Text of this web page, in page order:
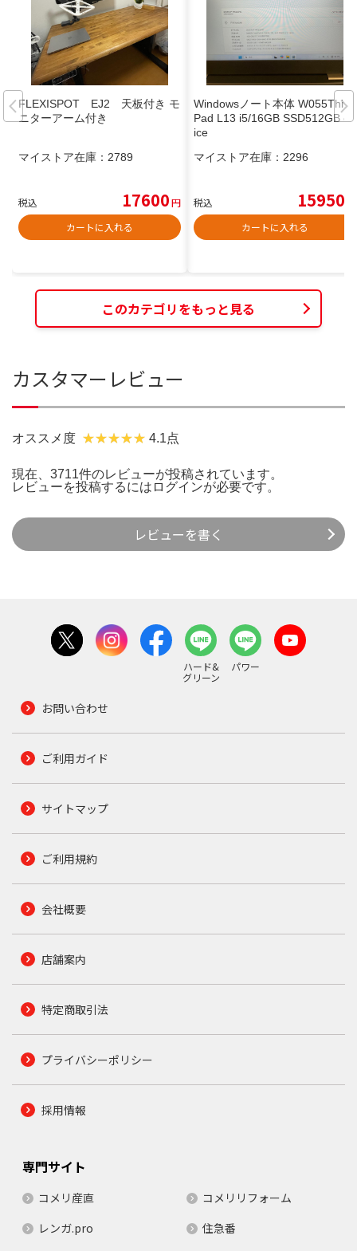
FLEXISPOT EJ2 天板付き モ
ニターアーム付き
マイストア在庫： 2789
税込 17600円
カートに入れる
Windowsノート本体 W055Think
Pad L13 i5/16GB SSD512GB off
ice
マイストア在庫： 2296
税込 15950
カートに入れる
このカテゴリをもっと見る
カスタマーレビュー
オススメ度 4.1点
現在、3711件のレビューが投稿されています。
レビューを投稿するには ログインが必要です。
レビューを書く
ハード&
グリーン
パワー
お問い合わせ
ご利用ガイド
サイトマップ
ご利用規約
会社概要
店舗案内
特定商取引法
プライバシーポリシー
採用情報
専門サイト
コメリ産直
コメリリフォーム
レンガ.pro
住急番